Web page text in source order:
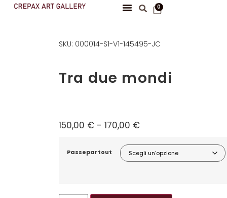
0
SKU: 000014-S1-V1-145495-JC
Tra due mondi
150,00 € - 170,00 €
Passepartout